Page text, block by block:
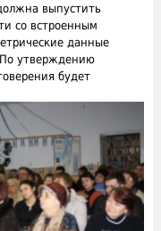
выпустить
со встроенным
данные
утверждению
будет